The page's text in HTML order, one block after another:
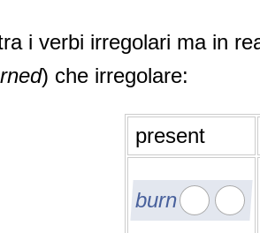
i verbi irregolari ma in
) che irregolare:
present
burn